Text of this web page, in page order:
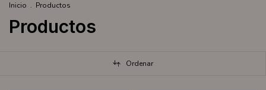
Inicio . Productos
Productos
Ordenar